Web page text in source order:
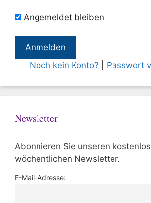
Angemeldet bleiben
Noch kein Konto? Passwort
Newsletter
Abonnieren Sie unseren
wöchentlichen Newsletter.
E-Mail-Adresse: